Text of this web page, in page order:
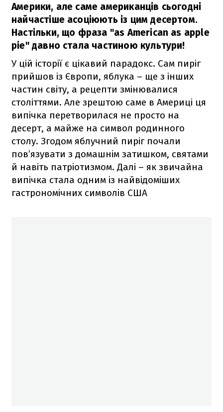
Америки, але саме американців сьогодні
найчастіше асоціюють із цим десертом.
Настільки, що фраза "as American as apple
pie" давно стала частиною культури!
У цій історії є цікавий парадокс. Сам пиріг
прийшов із Європи, яблука – ще з інших
частин світу, а рецепти змінювалися
століттями. Але зрештою саме в Америці ця
випічка перетворилася не просто на
десерт, а майже на символ родинного
столу. Згодом яблучний пиріг почали
пов’язувати з домашнім затишком, святами
й навіть патріотизмом. Далі – як звичайна
випічка стала одним із найвідоміших
гастрономічних символів США